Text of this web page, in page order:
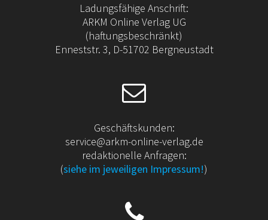
Ladungsfähige Anschrift:
ARKM Online Verlag UG
(haftungsbeschränkt)
Enneststr. 3, D-51702 Bergneustadt
Geschäftskunden:
service@arkm-online-verlag.de
redaktionelle Anfragen:
(siehe im jeweiligen Impressum!)